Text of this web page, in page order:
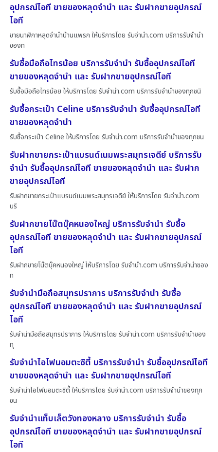
อุปกรณ์ไอที ขายของหลุดจำนำ และ รับฝากขายอุปกรณ์
ไอที
ขายนาฬิกาหลุดจำนำบ้านแพรก ให้บริการโดย รับจํานํา.com บริการรับจำนำ
ของท
รับซื้อมือถือไทรน้อย บริการรับจำนำ รับซื้ออุปกรณ์ไอที
ขายของหลุดจำนำ และ รับฝากขายอุปกรณ์ไอที
รับซื้อมือถือไทรน้อย ให้บริการโดย รับจํานํา.com บริการรับจำนำของทุกชนิ
รับซื้อกระเป๋า Celine บริการรับจำนำ รับซื้ออุปกรณ์ไอที
ขายของหลุดจำนำ
รับซื้อกระเป๋า Celine ให้บริการโดย รับจํานํา.com บริการรับจำนำของทุกชน
รับฝากขายกระเป๋าแบรนด์เนมพระสมุทรเจดีย์ บริการรับ
จำนำ รับซื้ออุปกรณ์ไอที ขายของหลุดจำนำ และ รับฝาก
ขายอุปกรณ์ไอที
รับฝากขายกระเป๋าแบรนด์เนมพระสมุทรเจดีย์ ให้บริการโดย รับจํานํา.com
บริ
รับฝากขายโน๊ตบุ๊คหนองใหญ่ บริการรับจำนำ รับซื้อ
อุปกรณ์ไอที ขายของหลุดจำนำ และ รับฝากขายอุปกรณ์
ไอที
รับฝากขายโน๊ตบุ๊คหนองใหญ่ ให้บริการโดย รับจํานํา.com บริการรับจำนำของ
ท
รับจำนำมือถือสมุทรปราการ บริการรับจำนำ รับซื้อ
อุปกรณ์ไอที ขายของหลุดจำนำ และ รับฝากขายอุปกรณ์
ไอที
รับจำนำมือถือสมุทรปราการ ให้บริการโดย รับจํานํา.com บริการรับจำนำของ
ทุ
รับจำนำไอโฟนอมตะซิตี้ บริการรับจำนำ รับซื้ออุปกรณ์ไอที
ขายของหลุดจำนำ และ รับฝากขายอุปกรณ์ไอที
รับจำนำไอโฟนอมตะซิตี้ ให้บริการโดย รับจํานํา.com บริการรับจำนำของทุก
ชน
รับจำนำแท็บเล็ตวังทองหลาง บริการรับจำนำ รับซื้อ
อุปกรณ์ไอที ขายของหลุดจำนำ และ รับฝากขายอุปกรณ์
ไอที